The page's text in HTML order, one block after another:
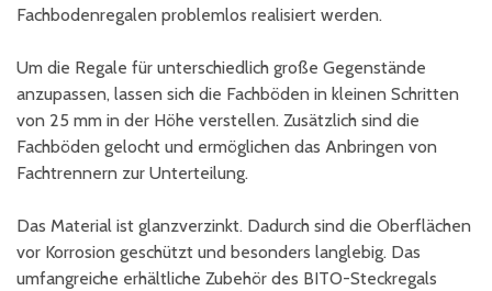
Fachbodenregalen problemlos realisiert werden.
Um die Regale für unterschiedlich große Gegenstände
anzupassen, lassen sich die Fachböden in kleinen Schritten
von 25 mm in der Höhe verstellen. Zusätzlich sind die
Fachböden gelocht und ermöglichen das Anbringen von
Fachtrennern zur Unterteilung.
Das Material ist glanzverzinkt. Dadurch sind die Oberflächen
vor Korrosion geschützt und besonders langlebig. Das
umfangreiche erhältliche Zubehör des BITO-Steckregals